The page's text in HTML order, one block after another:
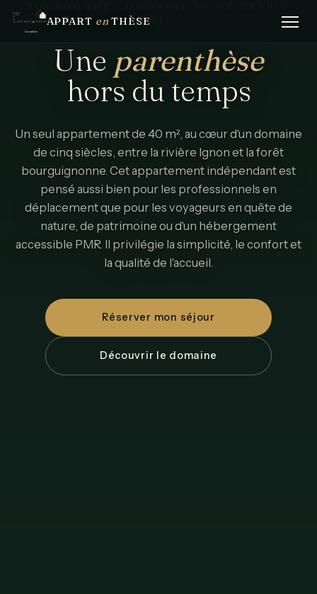
APPART en THÈSE1511
Une parenthèse
hors du temps
Un seul appartement de 40 m², au cœur d'un domaine
de cinq siècles, entre la rivière Ignon et la forêt
bourguignonne. Cet appartement indépendant est
pensé aussi bien pour les professionnels en
déplacement que pour les voyageurs en quête de
nature, de patrimoine ou d'un hébergement
accessible PMR. Il privilégie la simplicité, le confort et
la qualité de l'accueil.
Réserver mon séjour
Découvrir le domaine